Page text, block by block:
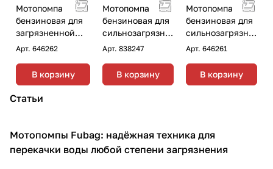
Мотопомпа
бензиновая для
загрязненной
воды Fubag PTH
Арт. 646262
В корзину
Мотопомпа
бензиновая для
сильнозагрязне
нной воды
Арт.838247
В корзину
Мотопомпа
бензиновая для
сильнозагрязне
нной воды
Арт. 646261
В корзину
Статьи
Мотопомпы
Мотопомпы Fubag: надёжная техника для
перекачки воды любой степени загрязнения